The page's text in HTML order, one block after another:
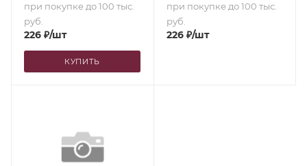
при покупке до 100 тыс.
руб.
226 ₽/шт
КУПИТЬ
при покупке до 100 тыс.
руб.
226₽/шт